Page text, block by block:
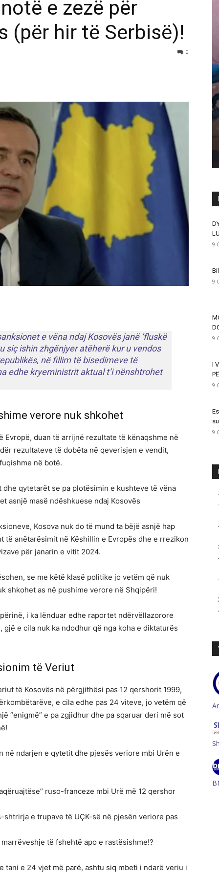
e zezë për
(për hir të Serbisë)!
0
e vëna ndaj Kosovës janë ‘fluskë
siç ishin zhgënjyer atëherë kur u vendos
në fillim të bisedimeve të
edhe kryeministrit aktual t’i nënshtrohet
verore nuk shkohet
duan të arrijnë rezultate të kënaqshme në
rezultateve të dobëta në qeverisjen e vendit,
në botë.
qytetarët se pa plotësimin e kushteve të vëna
asnjë masë ndëshkuese ndaj Kosovës
Kosova nuk do të mund ta bëjë asnjë hap
anëtarësimit në Këshillin e Evropës dhe e rrezikon
për janarin e vitit 2024.
se me këtë klasë politike jo vetëm që nuk
shkohet as në pushime verore në Shqipëri!
i ka lënduar edhe raportet ndërvëllazorore
e cila nuk ka ndodhur që nga koha e diktaturës
të Veriut
të Kosovës në përgjithësi pas 12 qershorit 1999,
e cila edhe pas 24 viteve, jo vetëm që
“enigmë” e pa zgjidhur dhe pa sqaruar deri më sot
në ndarjen e qytetit dhe pjesës veriore mbi Urën e
ruso-franceze mbi Urë më 12 qershor
e trupave të UÇK-së në pjesën veriore pas
të fshehtë apo e rastësishme!?
tani e 24 vjet më parë, ashtu siq mbeti i ndarë veriu i
9
9
9
I
9
9